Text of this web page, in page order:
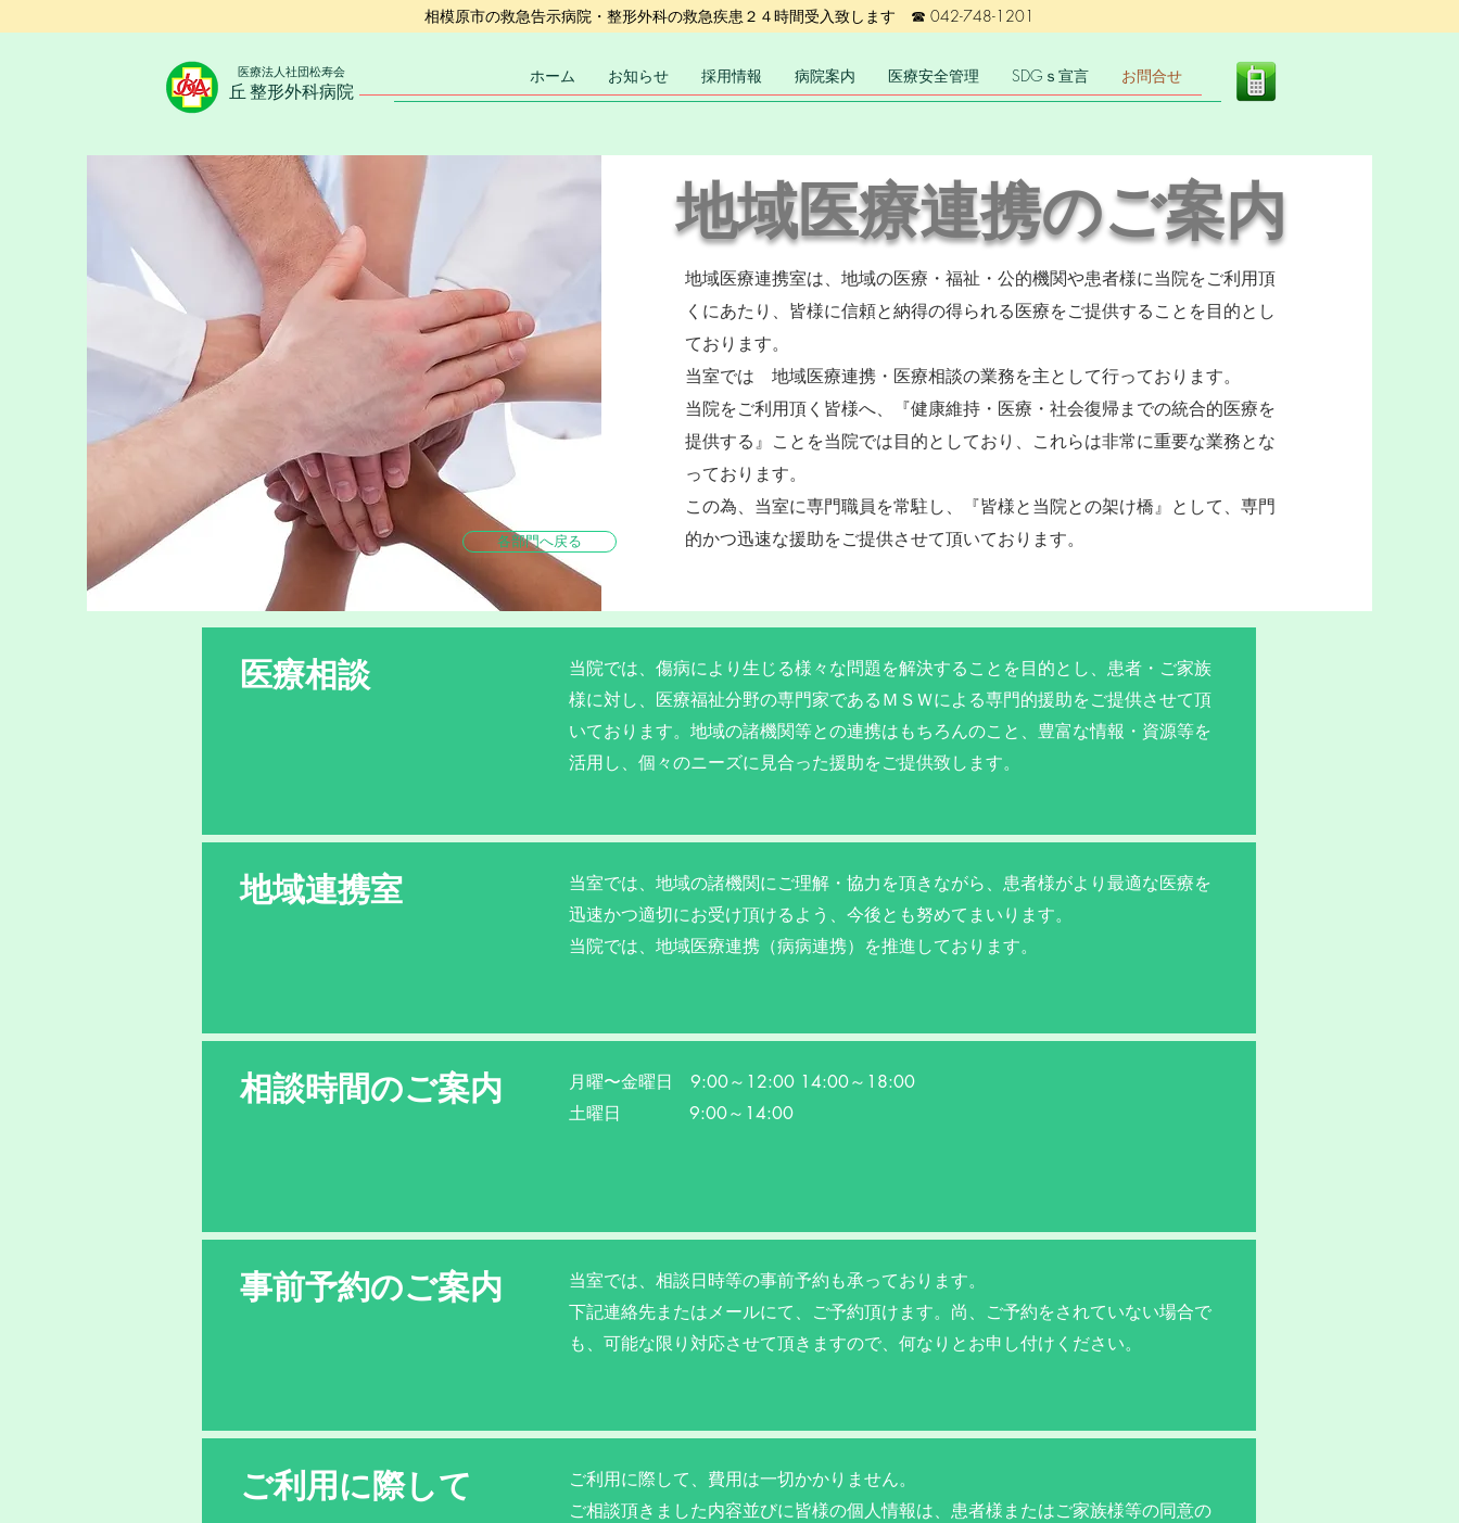
相模原市の救急告示病院・整形外科の救急疾患２４時間受入致します ☎ 042-748-1201
医療法人社団松寿会
丘 整形外科病院
ホーム お知らせ 採用情報 病院案内 医療安全管理 SDGｓ宣言 お問合せ
各部門へ戻る
地域医療連携のご案内
地域医療連携室は、地域の医療・福祉・公的機関や患者様に当院をご利用頂
くにあたり、皆様に信頼と納得の得られる医療をご提供することを目的とし
ております。
当室では 地域医療連携・医療相談の業務を主として行っております。
当院をご利用頂く皆様へ、『健康維持・医療・社会復帰までの統合的医療を
提供する』ことを当院では目的としており、これらは非常に重要な業務とな
っております。
この為、当室に専門職員を常駐し、『皆様と当院との架け橋』として、専門
的かつ迅速な援助をご提供させて頂いております。
医療相談
当院では、傷病により生じる様々な問題を解決することを目的とし、患者・ご家族
様に対し、医療福祉分野の専門家であるＭＳＷによる専門的援助をご提供させて頂
いております。地域の諸機関等との連携はもちろんのこと、豊富な情報・資源等を
活用し、個々のニーズに見合った援助をご提供致します。
地域連携室
当室では、地域の諸機関にご理解・協力を頂きながら、患者様がより最適な医療を
迅速かつ適切にお受け頂けるよう、今後とも努めてまいります。
当院では、地域医療連携（病病連携）を推進しております。
相談時間のご案内
月曜〜金曜日 9:00～12:00 14:00～18:00
土曜日 9:00～14:00
事前予約のご案内
当室では、相談日時等の事前予約も承っております。
下記連絡先またはメールにて、ご予約頂けます。尚、ご予約をされていない場合で
も、可能な限り対応させて頂きますので、何なりとお申し付けください。
ご利用に際して
ご利用に際して、費用は一切かかりません。
ご相談頂きました内容並びに皆様の個人情報は、患者様またはご家族様等の同意の